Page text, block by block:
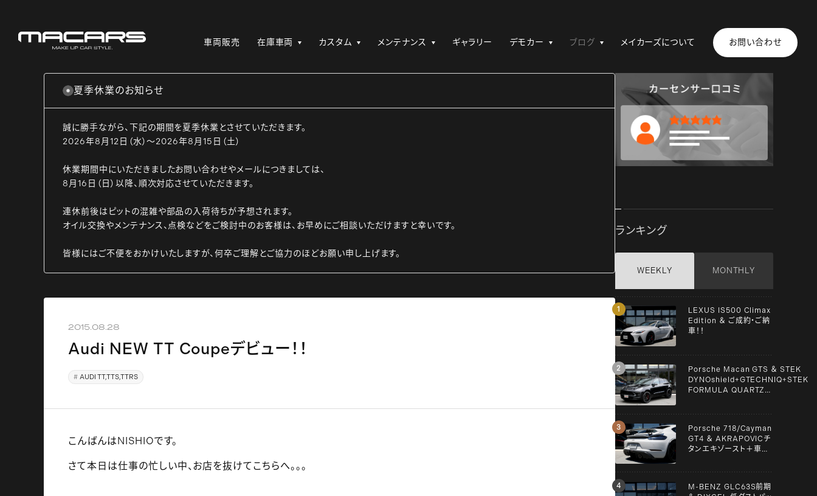
車両販売 在庫車両 カスタム メンテナンス ギャラリー デモカー ブログ メイカーズについて お問い合わせ
夏季休業のお知らせ
誠に勝手ながら、下記の期間を夏季休業とさせていただきます。
2026年8月12日（水）～2026年8月15日（土）
休業期間中にいただきましたお問い合わせやメールにつきましては、
8月16日（日）以降、順次対応させていただきます。
連休前後はピットの混雑や部品の入荷待ちが予想されます。
オイル交換やメンテナンス、点検などをご検討中のお客様は、お早めにご相談いただけますと幸いです。
皆様にはご不便をおかけいたしますが、何卒ご理解とご協力のほどお願い申し上げます。
2015.08.28
Audi NEW TT Coupeデビュー！！
AUDI TT,TTS,TTRS
こんばんはNISHIOです。
さて本日は仕事の忙しい中、お店を抜けてこちらへ。。。
ランキング
WEEKLY MONTHLY
LEXUS IS500 Climax
Edition ＆ ご成約・ご納
車！！
Porsche Macan GTS ＆ STEK
DYNOshield+GTECHNIQ+STEK
FORMULA QUARTZ
Porsche 718/Cayman
GT4 ＆ AKRAPOVICチ
タンエキゾースト＋車検
M-BENZ GLC63S前期